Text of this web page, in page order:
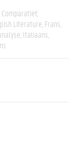
Comparatief
Literature Frans
Italiaans